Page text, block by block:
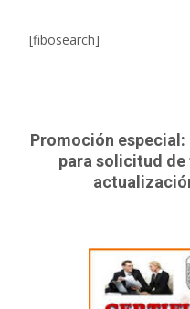
[fibosearch]
Promoción
para solicitud